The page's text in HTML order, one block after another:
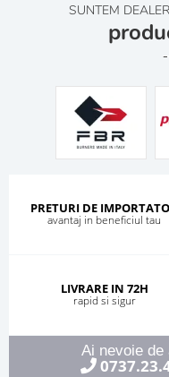
SUNTEM
PRETURI DE
avantaj in beneficiul tau
LIVRARE IN 72H
rapid si sigur
Ai nevoie de